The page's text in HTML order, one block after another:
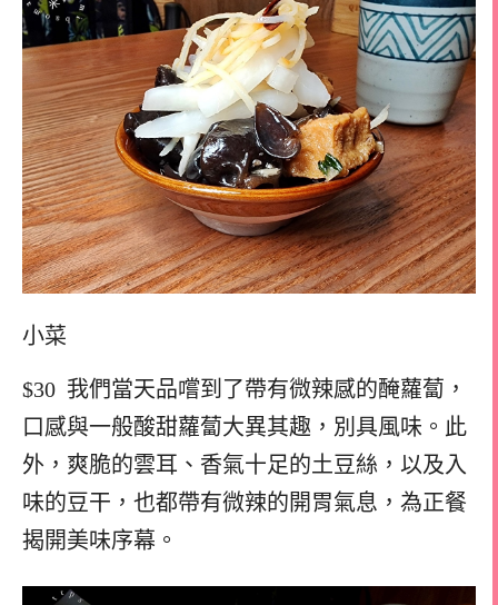
小菜
$30 我們當天品嚐到了帶有微辣感的醃蘿蔔，
口感與一般酸甜蘿蔔大異其趣，別具風味。此
外，爽脆的雲耳、香氣十足的土豆絲，以及入
味的豆干，也都帶有微辣的開胃氣息，為正餐
揭開美味序幕。